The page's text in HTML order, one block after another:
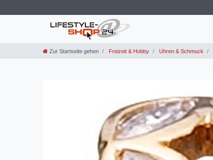
Zur Startseite gehen Freizeit & Hobby Uhren & Schmuck